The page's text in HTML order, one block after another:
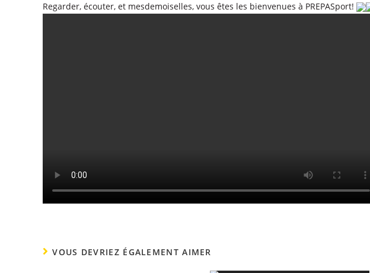
Regarder, écouter, et mesdemoiselles, vous êtes les bienvenues à PREPASport!
VOUS DEVRIEZ ÉGALEMENT AIMER